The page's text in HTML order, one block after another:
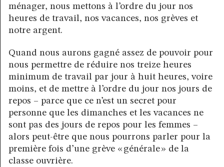
ménager, nous mettons à l’ordre du jour nos
heures de travail, nos vacances, nos grèves et
notre argent.
Quand nous aurons gagné assez de pouvoir pour
nous permettre de réduire nos treize heures
minimum de travail par jour à huit heures, voire
moins, et de mettre à l’ordre du jour nos jours de
repos – parce que ce n’est un secret pour
personne que les dimanches et les vacances ne
sont pas des jours de repos pour les femmes –
alors peut-être que nous pourrons parler pour la
première fois d’une grève « générale » de la
classe ouvrière.